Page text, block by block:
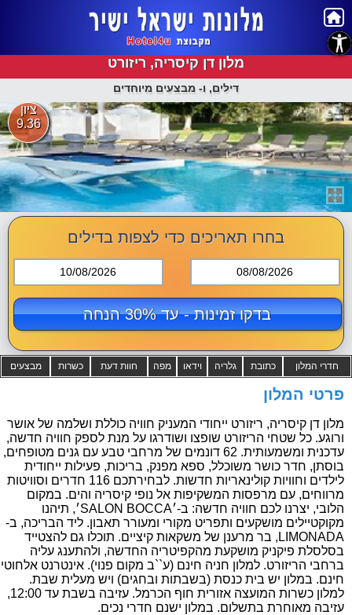
מלון דן קיסריה, ריזורט
דילים, ו- מבצעים מיוחדים
ציון
9.36
בחרו תאריכים כדי לצפות בדילים
10/08/2026 08/08/2026
בדקו זמינות - עד 30% הנחה
מבצעים כשרות חוות דעת מפה וידאו גלריה כתובת חדרי המלון
פרטי המלון
מלון דן קיסריה, ריזורט ייחודי המעניק חוויה כוללת ושלמה של אושר
ורוגע. כל שטחי הריזורט שופצו ושודרגו על מנת לספק חוויה חדשה,
עדכנית ומשמעותית. 62 דונמים של מרחבי טבע עם גנים מטופחים,
בוסתן, חדר כושר משוכלל, ספא מפנק, בריכות, פעילות ייחודית
לילדים וחוויות קולינאריות חדשות. לבחירתכם 116 חדרים וסוויטות
מרווחים, עם מרפסות המשקיפות אל נופי קיסריה והים. במקום
הלובי, יצרנו לכם חוויה חדשה: ב-׳SALON BOCCA׳, תיהנו
מקוקטיילים מושקעים ותפריט מקורי ומעורר תאבון. ליד הבריכה, ב-
LIMONADA, בר מרענן של משקאות קיציים. תוכלו גם להצטייד
בסלסלת פיקניק מושקעת מהקפיטריה החדשה, ולהתענג עליה
ברחבי הריזורט. למלון חניה חינם (ע``ב מקום פנוי). אינטרנט אלחוטי
חינם. במלון יש בית כנסת (בשבתות ובחגים) ויש מעלית שבת.
למלון כשרות המועצה אזורית חוף הכרמל. עזיבה בשבת עד 12:00,
עזיבה מאוחרת בתשלום. במלון ישנם חדרי נכים.
נגישות